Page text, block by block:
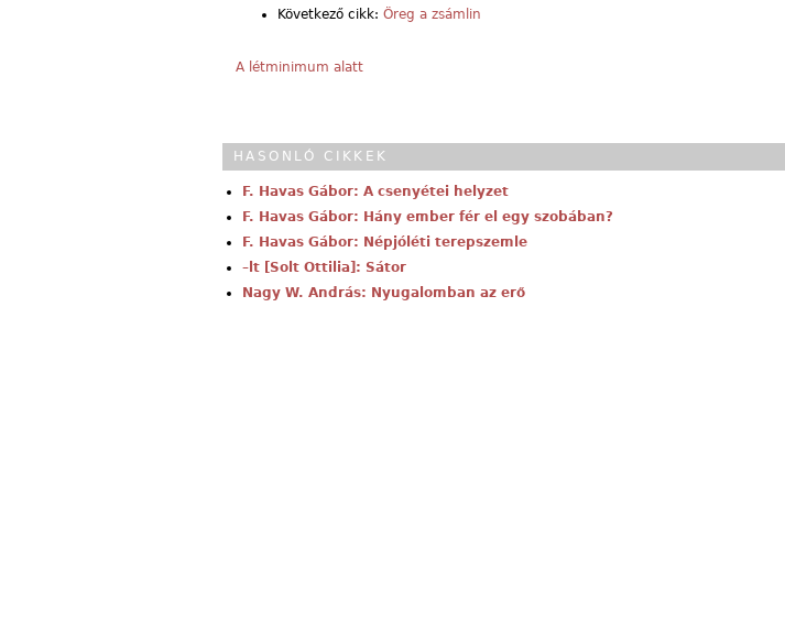
Következő cikk: Öreg a zsámlin
A létminimum alatt
HASONLÓ CIKKEK
F. Havas Gábor: A csenyétei helyzet
F. Havas Gábor: Hány ember fér el egy szobában?
F. Havas Gábor: Népjóléti terepszemle
–lt [Solt Ottilia]: Sátor
Nagy W. András: Nyugalomban az erő